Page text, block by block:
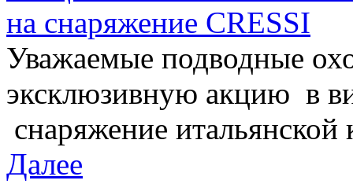
на снаряжение CRESSI
Уважаемые подводные
эксклюзивную акцию в
снаряжение
Далее